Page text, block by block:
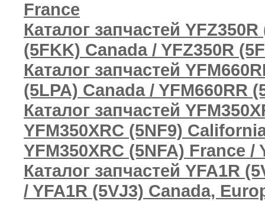
France
Каталог запчастей
(5FKK) Canada / YFZ350R
Каталог запчастей
(5LPA) Canada / YFM660RR
Каталог запчастей
YFM350XRC (5NF9)
YFM350XRC (5NFA) France /
Каталог запчастей YFA1R
/ YFA1R (5VJ3) Canada,